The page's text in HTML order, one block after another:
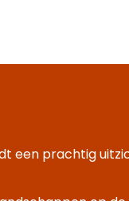
een prachtig